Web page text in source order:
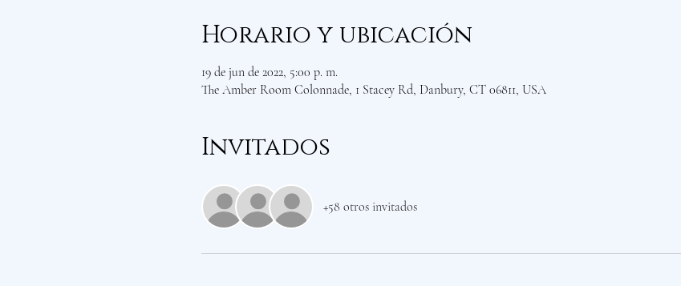
Horario y ubicación
19 de jun de 2022, 5:00 p. m.
The Amber Room Colonnade, 1 Stacey Rd, Danbury, CT 06811, USA
Invitados
+58 otros invitados